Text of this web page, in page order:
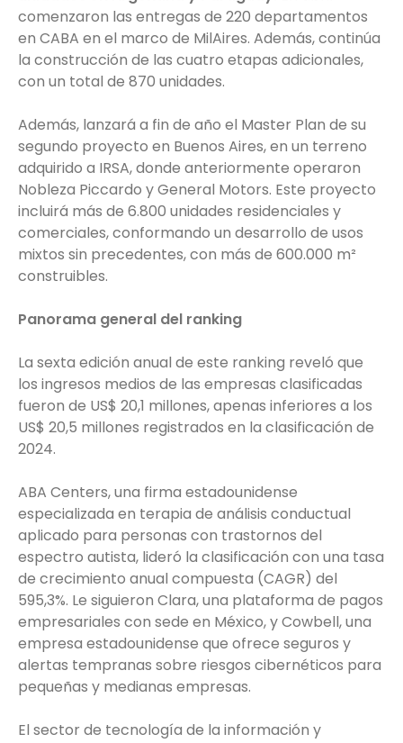
comenzaron las entregas de 220 departamentos
en CABA en el marco de MilAires. Además, continúa
la construcción de las cuatro etapas adicionales,
con un total de 870 unidades.
Además, lanzará a fin de año el Master Plan de su
segundo proyecto en Buenos Aires, en un terreno
adquirido a IRSA, donde anteriormente operaron
Nobleza Piccardo y General Motors. Este proyecto
incluirá más de 6.800 unidades residenciales y
comerciales, conformando un desarrollo de usos
mixtos sin precedentes, con más de 600.000 m²
construibles.
Panorama general del ranking
La sexta edición anual de este ranking reveló que
los ingresos medios de las empresas clasificadas
fueron de US$ 20,1 millones, apenas inferiores a los
US$ 20,5 millones registrados en la clasificación de
2024.
ABA Centers, una firma estadounidense
especializada en terapia de análisis conductual
aplicado para personas con trastornos del
espectro autista, lideró la clasificación con una tasa
de crecimiento anual compuesta (CAGR) del
595,3%. Le siguieron Clara, una plataforma de pagos
empresariales con sede en México, y Cowbell, una
empresa estadounidense que ofrece seguros y
alertas tempranas sobre riesgos cibernéticos para
pequeñas y medianas empresas.
El sector de tecnología de la información y